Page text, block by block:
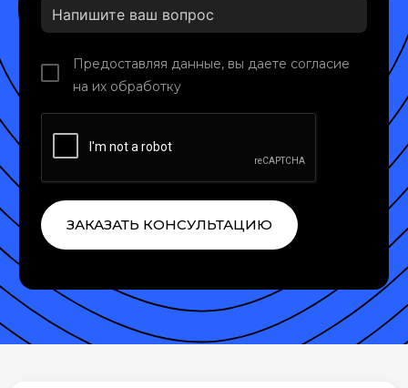
Предоставляя данные, вы даете согласие
на их обработку
ЗАКАЗАТЬ КОНСУЛЬТАЦИЮ